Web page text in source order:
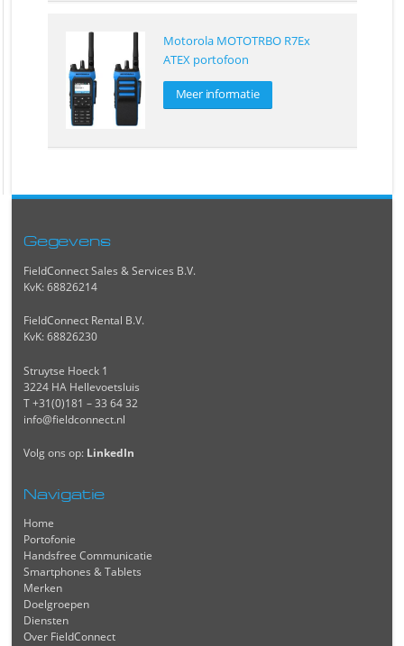
Motorola MOTOTRBO R7Ex
ATEX portofoon
Meer informatie
Gegevens
FieldConnect Sales & Services B.V.
KvK: 68826214
FieldConnect Rental B.V.
KvK: 68826230
Struytse Hoeck 1
3224 HA Hellevoetsluis
T +31(0)181 – 33 64 32
info@fieldconnect.nl
Volg ons op: LinkedIn
Navigatie
Home
Portofonie
Handsfree Communicatie
Smartphones & Tablets
Merken
Doelgroepen
Diensten
Over FieldConnect